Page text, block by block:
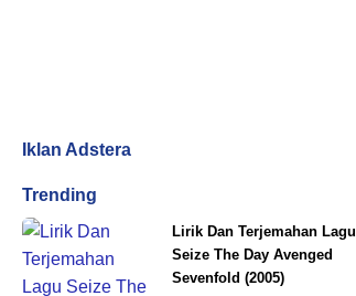
Iklan Adstera
Trending
Lirik Dan Terjemahan Lagu
Seize The Day Avenged
Sevenfold (2005)